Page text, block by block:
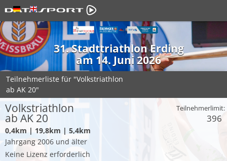
31. Stadttriathlon Erding
am 14. Juni 2026
Teilnehmerliste für "Volkstriathlon
ab AK 20"
Volkstriathlon
ab AK 20
0,4km | 19,8km | 5,4km
Jahrgang 2006 und älter
Keine Lizenz erforderlich
Teilnehmerlimit:
396